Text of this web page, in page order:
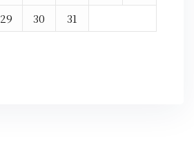
29 30
31